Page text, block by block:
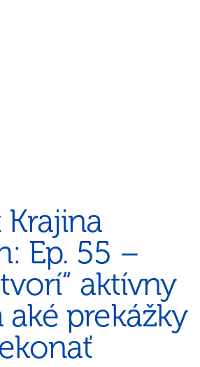
Krajina
Ep. 55 –
aktívny
prekážky